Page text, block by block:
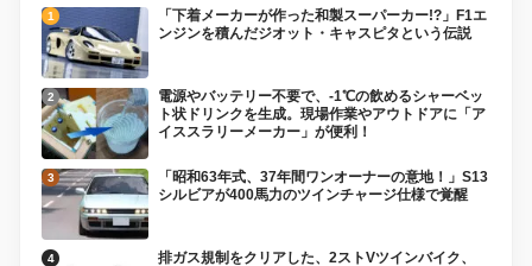
「下着メーカーが作った和製スーパーカー!?」F1エ
ンジンを積んだジオット・キャスピタという伝説
電源やバッテリー不要で、-1℃の飲めるシャーベッ
ト状ドリンクを生成。現場作業やアウトドアに「ア
イススラリーメーカー」が便利！
「昭和63年式、37年間ワンオーナーの意地！」S13
シルビアが400馬力のツインチャージ仕様で覚醒
排ガス規制をクリアした、2ストVツインバイク、